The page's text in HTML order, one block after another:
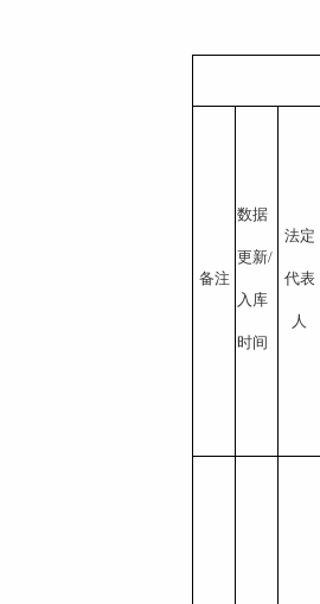
备注
数据
更新/
入库
时间
法定
代表
人